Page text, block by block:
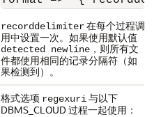
recorddelimiter在每个过程调
用中设置一次。如果使用默认值
detected newline ，则所有文
件都使用相同的记录分隔符（如
果检测到）。
格式选项 regexuri与以下
DBMS_CLOUD 过程一起使用：